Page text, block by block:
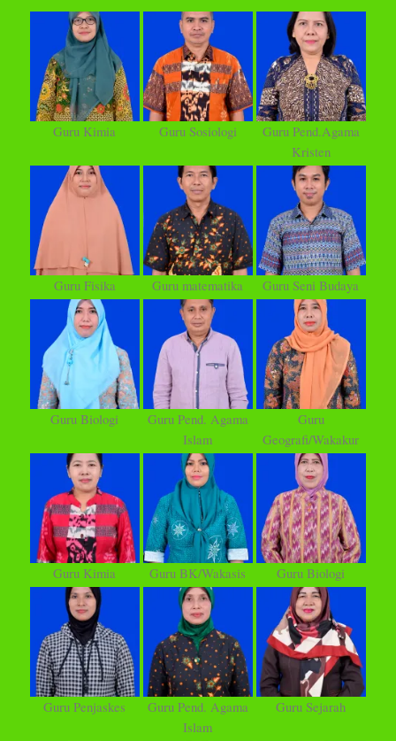
Guru Kimia Guru Sosiologi
Guru Pend.Agama
Kristen
Guru Fisika Guru matematika Guru Seni Budaya
Guru Biologi
Guru Pend. Agama
Islam
Guru
Geografi/Wakakur
Guru Kimia Guru BK/Wakasis Guru Biologi
Guru Penjaskes
Guru Pend. Agama
Islam
Guru Sejarah